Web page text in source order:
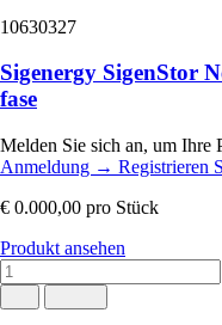
10630327
Sigenergy SigenStor
fase
Melden Sie sich an, um Ihre
Anmeldung → Registrieren
€ 0.000,00 pro Stück
Produkt ansehen